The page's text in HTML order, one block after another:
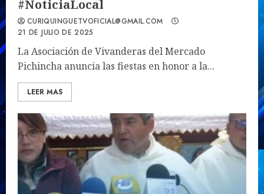
#NoticiaLocal
CURIQUINGUETVOFICIAL@GMAIL.COM
21 DE JULIO DE 2025
La Asociación de Vivanderas del Mercado
Pichincha anuncia las fiestas en honor a la...
LEER MAS